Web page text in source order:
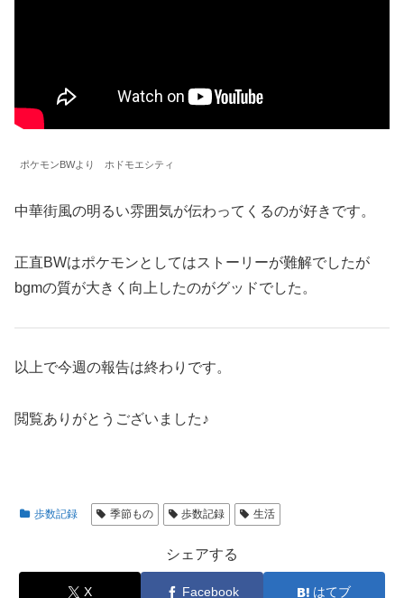
ポケモンBWより ホドモエシティ
中華街風の明るい雰囲気が伝わってくるのが好きです。
正直BWはポケモンとしてはストーリーが難解でしたが
bgmの質が大きく向上したのがグッドでした。
以上で今週の報告は終わりです。
閲覧ありがとうございました♪
歩数記録 季節もの 歩数記録 生活
シェアする
X Facebook はてブ